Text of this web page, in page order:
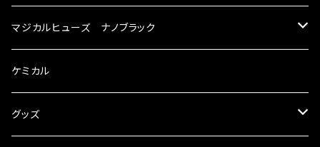
い致します。
スズキ
KEI
アルト
スバル
BRZ
ダイハツ
マジカルヒューズ ナノブラック
スズキ ブラック
KEI
スバル ブラック
ケミカル
グッズ